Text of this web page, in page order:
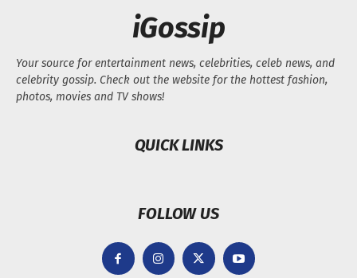
iGossip
Your source for entertainment news, celebrities, celeb news, and
celebrity gossip. Check out the website for the hottest fashion,
photos, movies and TV shows!
QUICK LINKS
FOLLOW US